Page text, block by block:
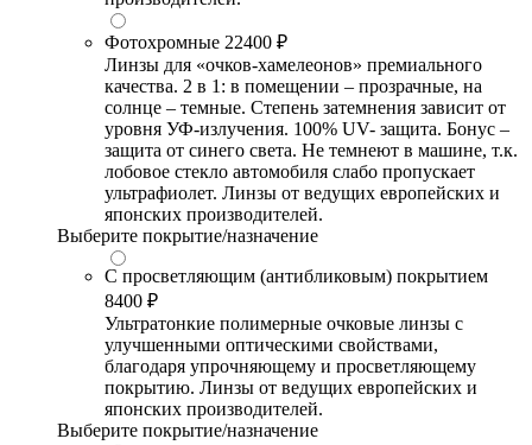
Фотохромные 22400 ₽
Линзы для «очков-хамелеонов» премиального
качества. 2 в 1: в помещении – прозрачные, на
солнце – темные. Степень затемнения зависит от
уровня УФ-излучения. 100% UV- защита. Бонус –
защита от синего света. Не темнеют в машине, т.к.
лобовое стекло автомобиля слабо пропускает
ультрафиолет. Линзы от ведущих европейских и
японских производителей.
Выберите покрытие/назначение
С просветляющим (антибликовым) покрытием
8400 ₽
Ультратонкие полимерные очковые линзы с
улучшенными оптическими свойствами,
благодаря упрочняющему и просветляющему
покрытию. Линзы от ведущих европейских и
японских производителей.
Выберите покрытие/назначение